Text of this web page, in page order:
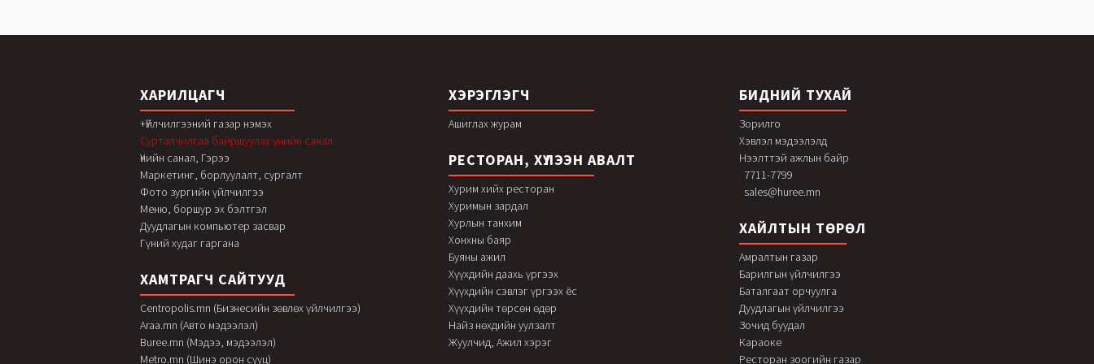
ХАРИЛЦАГЧ
+Үйлчилгээний газар нэмэх
Сурталчилгаа байршуулах үнийн санал
Үнийн санал, Гэрээ
Маркетинг, борлуулалт, сургалт
Фото зургийн үйлчилгээ
Меню, боршур эх бэлтгэл
Дуудлагын компьютер засвар
Гүний худаг гаргана
ХАМТРАГЧ САЙТУУД
Centropolis.mn (Бизнесийн зөвлөх үйлчилгээ)
Araa.mn (Авто мэдээлэл)
Buree.mn (Мэдээ, мэдээлэл)
Metro.mn (Шинэ орон сууц)
ХЭРЭГЛЭГЧ
Ашиглах журам
РЕСТОРАН, ХҮЛЭЭН АВАЛТ
Хурим хийх ресторан
Хуримын зардал
Хурлын танхим
Хонхны баяр
Буяны ажил
Хүүхдийн даахь үргээх
Хүүхдийн сэвлэг үргээх ёс
Хүүхдийн төрсөн өдөр
Найз нөхдийн уулзалт
Жуулчид, Ажил хэрэг
БИДНИЙ ТУХАЙ
Зорилго
Хэвлэл мэдээлэлд
Нээлттэй ажлын байр
7711-7799
sales@huree.mn
ХАЙЛТЫН ТӨРӨЛ
Амралтын газар
Барилгын үйлчилгээ
Баталгаат орчуулга
Дуудлагын үйлчилгээ
Зочид буудал
Караоке
Ресторан зоогийн газар